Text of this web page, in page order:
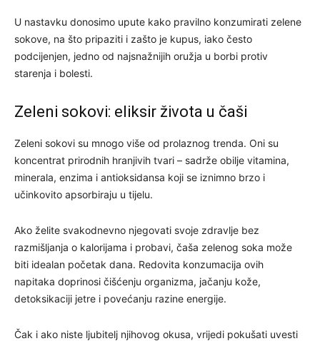
U nastavku donosimo upute kako pravilno konzumirati zelene
sokove, na što pripaziti i zašto je kupus, iako često
podcijenjen, jedno od najsnažnijih oružja u borbi protiv
starenja i bolesti.
Zeleni sokovi: eliksir života u čaši
Zeleni sokovi su mnogo više od prolaznog trenda. Oni su
koncentrat prirodnih hranjivih tvari – sadrže obilje vitamina,
minerala, enzima i antioksidansa koji se iznimno brzo i
učinkovito apsorbiraju u tijelu.
Ako želite svakodnevno njegovati svoje zdravlje bez
razmišljanja o kalorijama i probavi, čaša zelenog soka može
biti idealan početak dana. Redovita konzumacija ovih
napitaka doprinosi čišćenju organizma, jačanju kože,
detoksikaciji jetre i povećanju razine energije.
Čak i ako niste ljubitelj njihovog okusa, vrijedi pokušati uvesti